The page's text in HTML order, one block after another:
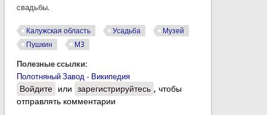
свадьбы.
Калужская область Усадьба
Музей
Пушкин
М3
Полезные ссылки:
Полотняный Завод - Википедия
Войдите или зарегистрируйтесь , чтобы
отправлять комментарии